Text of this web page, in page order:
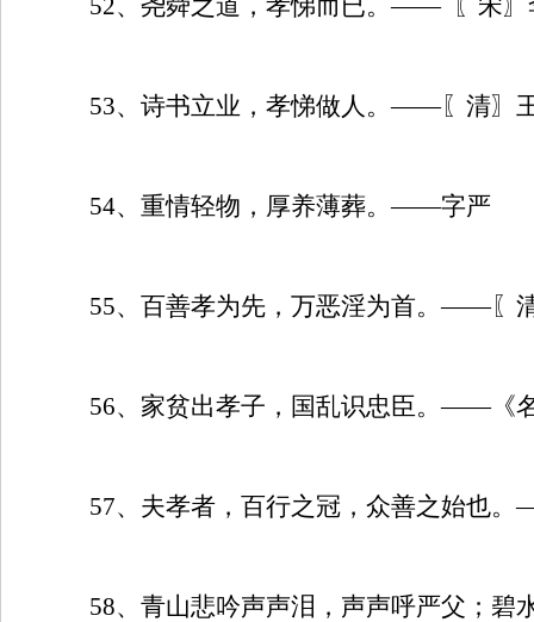
52、尧舜之道，孝悌而已。—— 〖宋
53、诗书立业，孝悌做人。——〖清〗
54、重情轻物，厚养薄葬。——字严
55、百善孝为先，万恶淫为首。——〖
56、家贫出孝子，国乱识忠臣。——《
57、夫孝者，百行之冠，众善之始也
58、青山悲吟声声泪，声声呼严父；